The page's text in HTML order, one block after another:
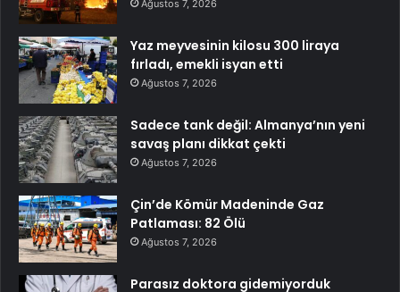
Ağustos 7, 2026
Yaz meyvesinin kilosu 300 liraya
fırladı, emekli isyan etti
Ağustos 7, 2026
Sadece tank değil: Almanya’nın yeni
savaş planı dikkat çekti
Ağustos 7, 2026
Çin’de Kömür Madeninde Gaz
Patlaması: 82 Ölü
Ağustos 7, 2026
Parasız doktora gidemiyorduk